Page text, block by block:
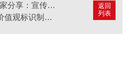
返回
列表
宣传栏制作厂家分享：宣传栏制作需要注意哪些因素
“中国梦”核心价值观标识制作哪家好？